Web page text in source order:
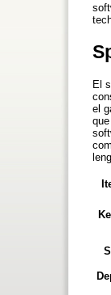
El
el